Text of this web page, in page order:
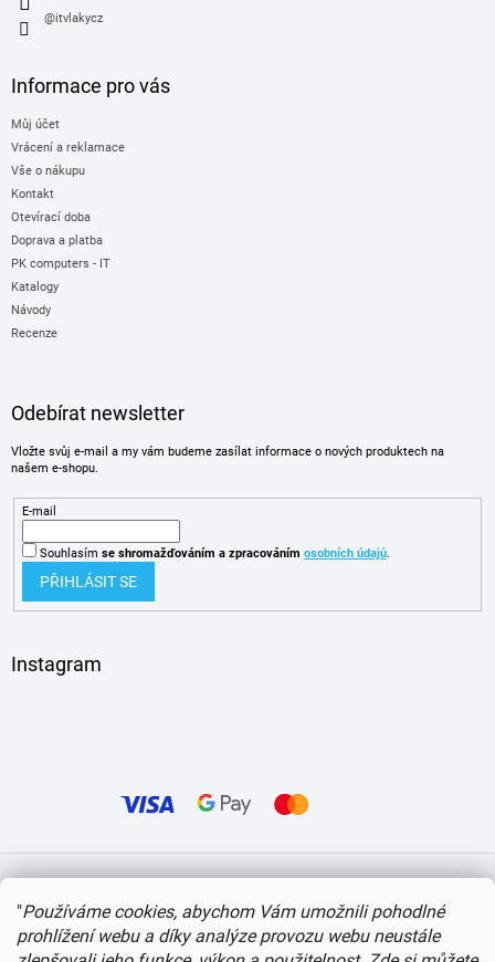
"Používáme cookies, abychom Vám umožnili pohodlné
prohlížení webu a díky analýze provozu webu neustále
@itvlakycz
Informace pro vás
Můj účet
Vrácení a reklamace
Vše o nákupu
Kontakt
Otevírací doba
Doprava a platba
PK computers - IT
Katalogy
Návody
Recenze
Odebírat newsletter
Vložte svůj e-mail a my vám budeme zasílat informace o nových produktech na
našem e-shopu.
E-mail
Souhlasím se shromažďováním a zpracováním osobních údajů.
PŘIHLÁSIT SE
Instagram
Copyright 2026itvlaky.cz . Všechna práva vyhrazena. Upravit nastavení cookies